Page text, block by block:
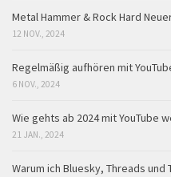
Metal Hammer & Rock Hard
12 NOV., 2024
Regelmäßig aufhören mit
6 NOV., 2024
Wie gehts ab 2024 mit YouTube
21 JAN., 2024
Warum ich Bluesky, Threads